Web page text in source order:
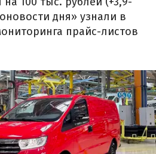
дня» узнали в
прайс-листов